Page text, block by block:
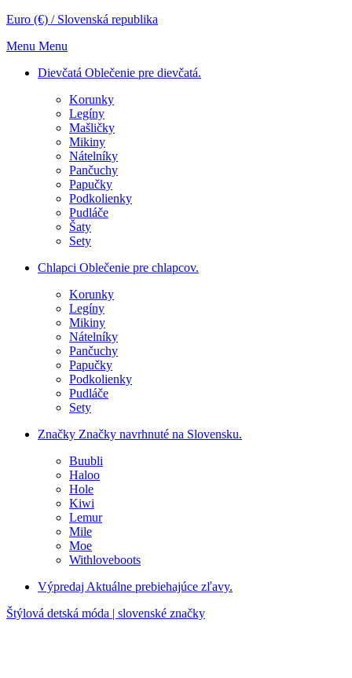
Euro (€) / Slovenská republika
Menu Menu
Dievčatá Oblečenie pre dievčatá.
Korunky
Legíny
Mašličky
Mikiny
Nátelníky
Pančuchy
Papučky
Podkolienky
Pudláče
Šaty
Sety
Chlapci Oblečenie pre chlapcov.
Korunky
Legíny
Mikiny
Nátelníky
Pančuchy
Papučky
Podkolienky
Pudláče
Sety
Značky Značky navrhnuté na Slovensku.
Buubli
Haloo
Hole
Kiwi
Lemur
Mile
Moe
Withloveboots
Výpredaj Aktuálne prebiehajúce zľavy.
Štýlová detská móda | slovenské značky